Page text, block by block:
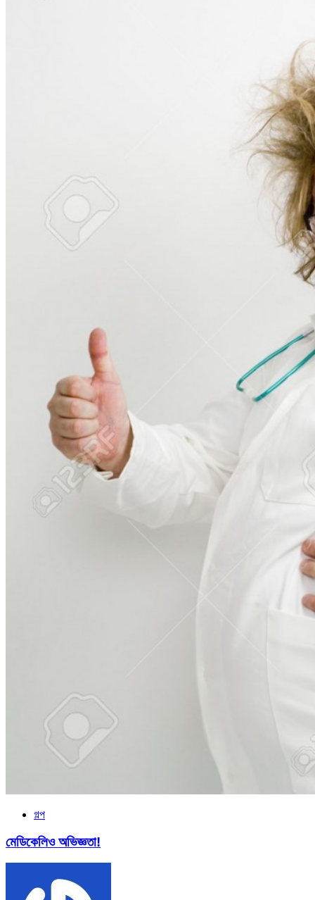
গল্প
মেডিকেলিও অভিজ্ঞতা!